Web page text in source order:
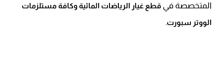
المتخصصة في قطع غيار الرياضات المائية وكافة مستلزمات
الووتر سبورت.